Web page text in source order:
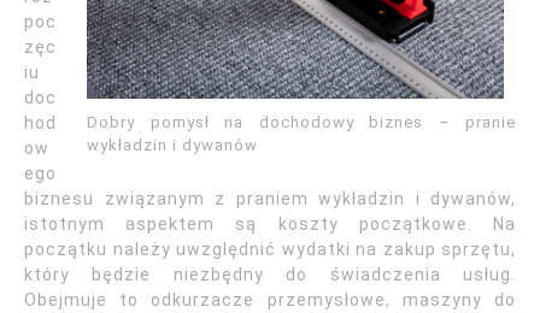
Dobry pomysł na dochodowy biznes – pranie
wykładzin i dywanów
poc
zęc
iu
doc
hod
ow
ego
biznesu związanym z praniem wykładzin i dywanów,
istotnym aspektem są koszty początkowe. Na
początku należy uwzględnić wydatki na zakup sprzętu,
który będzie niezbędny do świadczenia usług.
Obejmuje to odkurzacze przemysłowe, maszyny do